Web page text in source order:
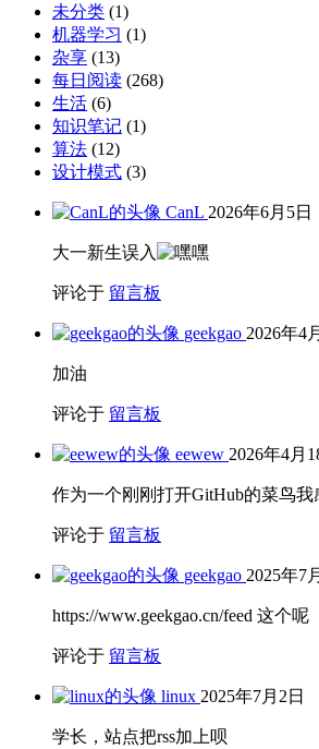
未分类 (1)
机器学习 (1)
杂享 (13)
每日阅读 (268)
生活 (6)
知识笔记 (1)
算法 (12)
设计模式 (3)
CanL 2026年6月5日
大一新生误入
评论于 留言板
geekgao 2026年4
加油
评论于 留言板
eewew 2026年4月
作为一个刚刚打开GitHub的菜鸟
评论于 留言板
geekgao 2025年7
https://www.geekgao.cn/feed 这个呢
评论于 留言板
linux 2025年7月2日
学长，站点把rss加上呗